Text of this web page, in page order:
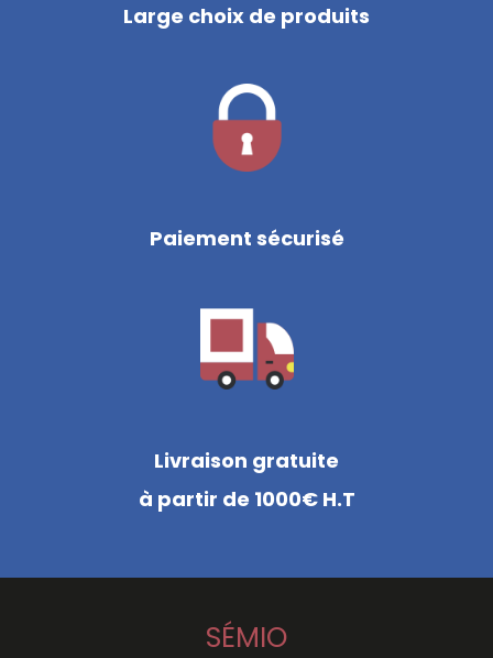
Large choix de produits
Paiement sécurisé
Livraison gratuite
à partir de 1000€ H.T
SÉMIO